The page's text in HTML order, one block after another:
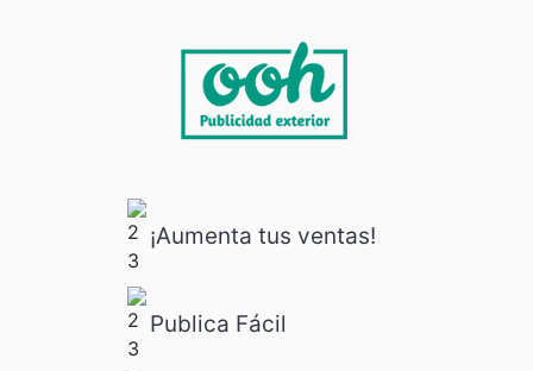
¡Aumenta tus ventas!
Publica Fácil